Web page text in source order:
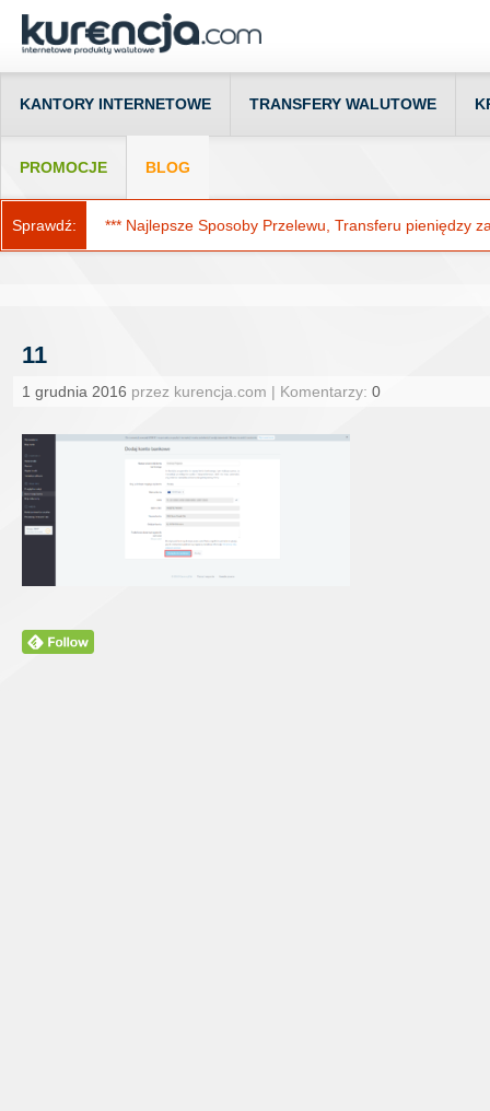
KANTORY INTERNETOWE TRANSFERY WALUTOWE
PROMOCJE BLOG
Sprawdź: *** Najlepsze Sposoby Przelewu, Transferu pieniędzy
11
1 grudnia 2016 przez kurencja.com | Komentarzy: 0